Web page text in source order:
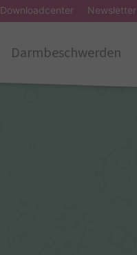
Downloadcenter Newsletter
Darmbeschwerden